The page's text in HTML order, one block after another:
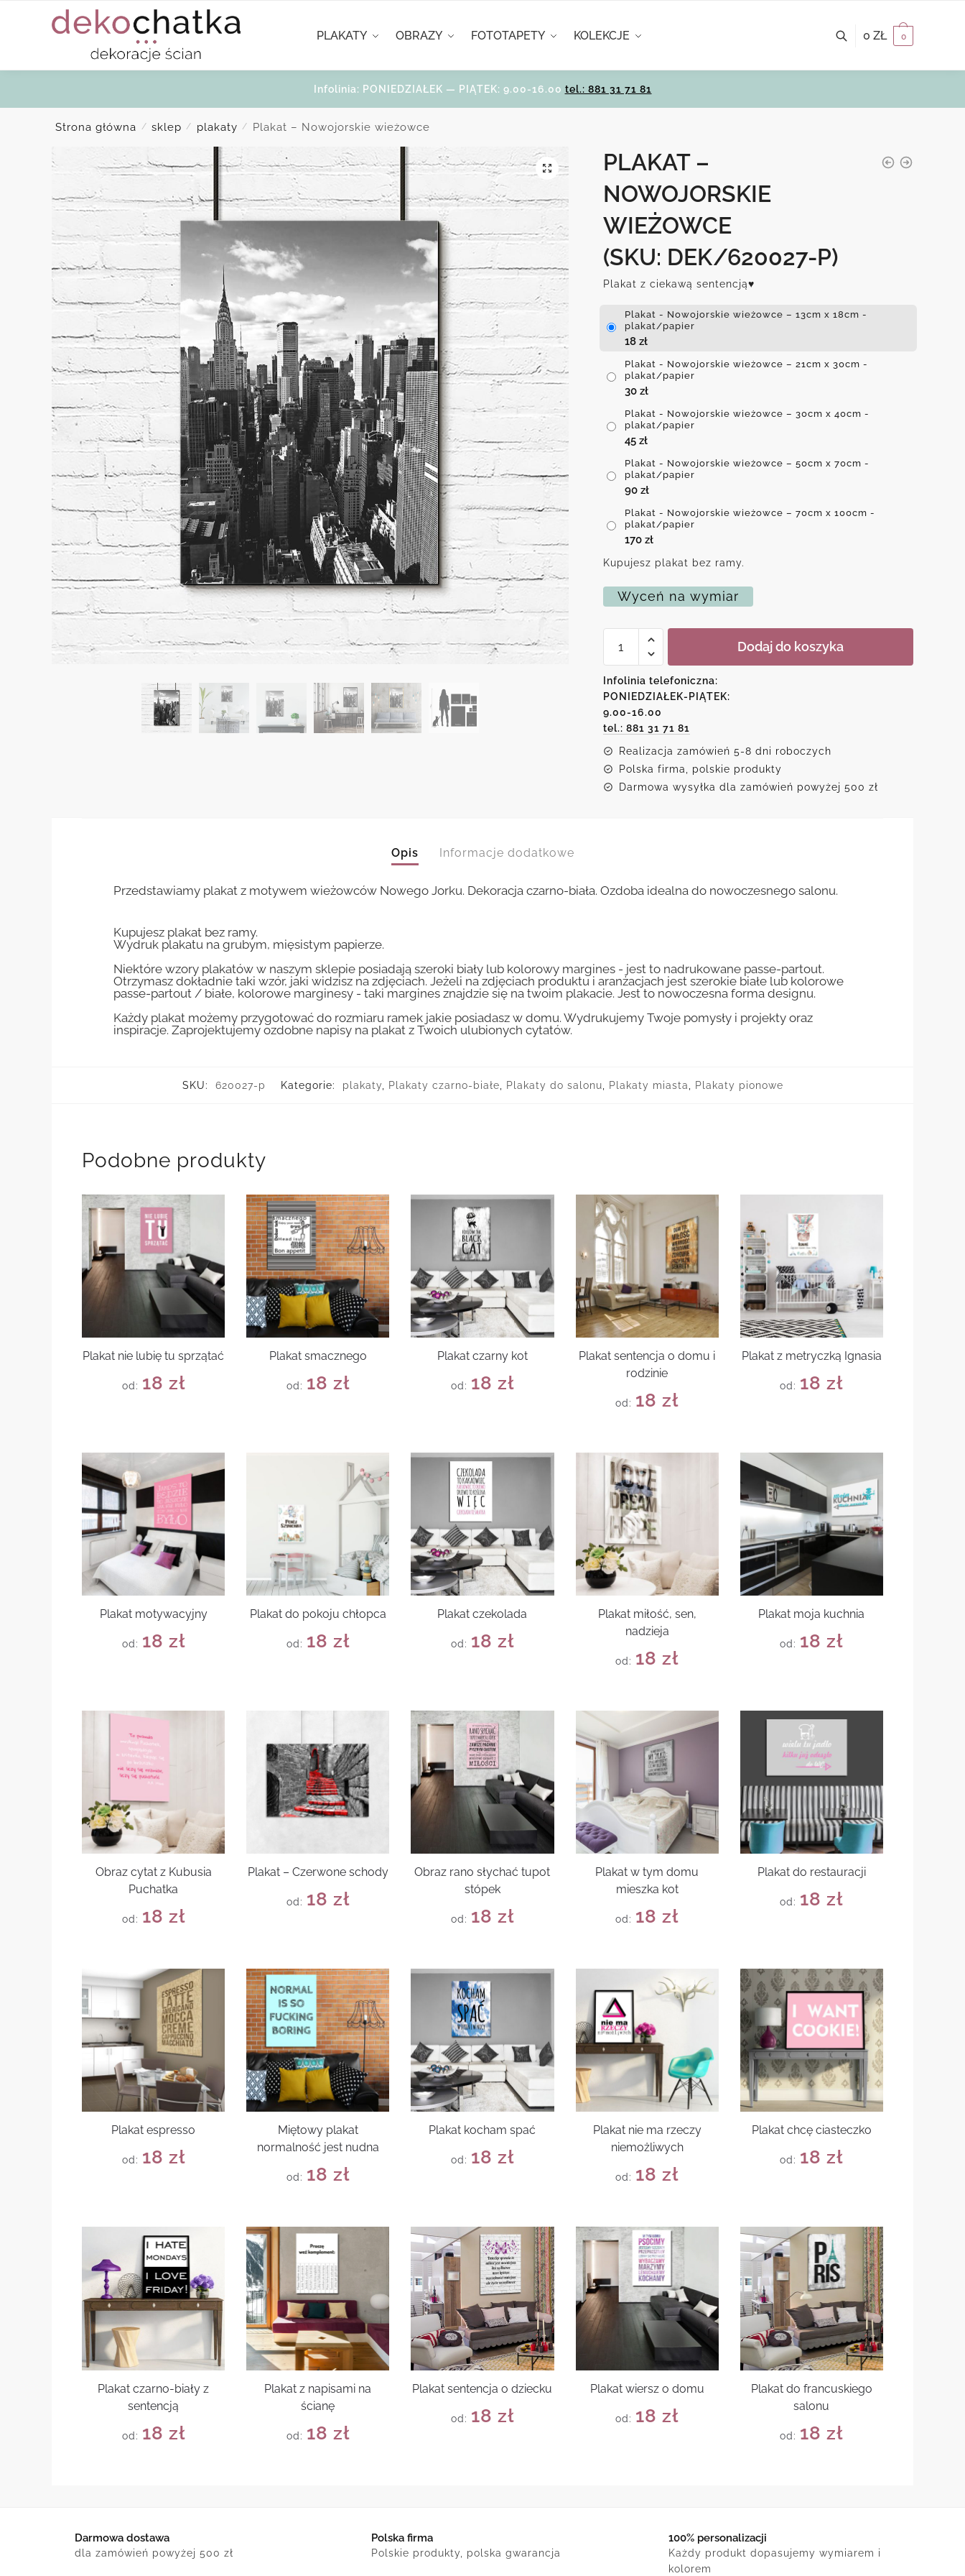
PLAKATY OBRAZY FOTOTAPETY KOLEKCJE 0 ZŁ 0
Infolinia: PONIEDZIAŁEK — PIĄTEK: 9.00-16.00 tel.: 881 31 71 81
Strona główna / sklep / plakaty / Plakat – Nowojorskie wieżowce
PLAKAT –
NOWOJORSKIE
WIEŻOWCE
(SKU: DEK/620027-P)
Plakat z ciekawą sentencją♥
Plakat - Nowojorskie wieżowce – 13cm x 18cm -
plakat/papier
18 zł
Plakat - Nowojorskie wieżowce – 21cm x 30cm -
plakat/papier
30 zł
Plakat - Nowojorskie wieżowce – 30cm x 40cm -
plakat/papier
45 zł
Plakat - Nowojorskie wieżowce – 50cm x 70cm -
plakat/papier
90 zł
Plakat - Nowojorskie wieżowce – 70cm x 100cm -
plakat/papier
170 zł
Kupujesz plakat bez ramy.
Wyceń na wymiar
Plakat
wieżowce
Dodaj do koszyka
Infolinia telefoniczna:
PONIEDZIAŁEK-PIĄTEK:
9.00-16.00
tel.: 881 31 71 81
Realizacja zamówień 5-8 dni roboczych
Polska firma, polskie produkty
Darmowa wysyłka dla zamówień powyżej 500 zł
Opis Informacje dodatkowe
Przedstawiamy plakat z motywem wieżowców Nowego Jorku. Dekoracja czarno-biała. Ozdoba idealna do nowoczesnego salonu.
Kupujesz plakat bez ramy.
Wydruk plakatu na grubym, mięsistym papierze.
Niektóre wzory plakatów w naszym sklepie posiadają szeroki biały lub kolorowy margines - jest to nadrukowane passe-partout.
Otrzymasz dokładnie taki wzór, jaki widzisz na zdjęciach. Jeżeli na zdjęciach produktu i aranżacjach jest szerokie białe lub kolorowe
passe-partout / białe, kolorowe marginesy - taki margines znajdzie się na twoim plakacie. Jest to nowoczesna forma designu.
Każdy plakat możemy przygotować do rozmiaru ramek jakie posiadasz w domu. Wydrukujemy Twoje pomysły i projekty oraz
inspiracje. Zaprojektujemy ozdobne napisy na plakat z Twoich ulubionych cytatów.
SKU: 620027-p Kategorie: plakaty Plakaty czarno-białe Plakaty do salonu Plakaty miasta Plakaty pionowe
Podobne produkty
Plakat nie lubię tu sprzątać
od: 18 zł
Plakat smacznego
od: 18 zł
Plakat czarny kot
od: 18 zł
Plakat sentencja o domu i
rodzinie
od: 18zł
Plakat z metryczką Ignasia
od: 18zł
Plakat motywacyjny
od: 18 zł
Plakat do pokoju chłopca
od: 18 zł
Plakat czekolada
od: 18 zł
Plakat miłość, sen,
nadzieja
od: 18zł
Plakat moja kuchnia
od: 18zł
Obraz cytat z Kubusia
Puchatka
od: 18 zł
Plakat – Czerwone schody
od: 18 zł
Obraz rano słychać tupot
stópek
od: 18 zł
Plakat w tym domu
mieszka kot
od: 18zł
Plakat do restauracji
od: 18zł
Plakat espresso
od: 18 zł
Miętowy plakat
normalność jest nudna
od: 18 zł
Plakat kocham spać
od: 18 zł
Plakat nie ma rzeczy
niemożliwych
od: 18zł
Plakat chcę ciasteczko
od: 18zł
Plakat czarno-biały z
sentencją
od: 18 zł
Plakat z napisami na
ścianę
od: 18 zł
Plakat sentencja o dziecku
od: 18 zł
Plakat wiersz o domu
od: 18zł
Plakat do francuskiego
salonu
od: 18zł
Darmowa dostawa
dla zamówień powyżej 500 zł
Polska firma
Polskie produkty, polska gwarancja
100% personalizacji
Każdy produkt dopasujemy wymiarem i
kolorem